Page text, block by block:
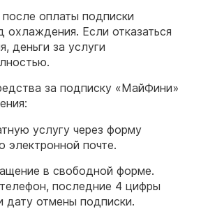
оплаты подписки
охлаждения. Если отказаться
деньги за услуги
за подписку «МайФини»
услугу через форму
электронной почте.
в свободной форме.
последние 4 цифры
дату отмены подписки.